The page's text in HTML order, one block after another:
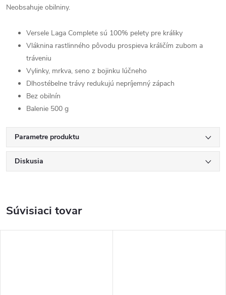
Neobsahuje obilniny.
Versele Laga Complete sú 100% pelety pre králiky
Vláknina rastlinného pôvodu prospieva králičím zubom a
tráveniu
Vylinky, mrkva, seno z bojinku lúčneho
Dlhostébelne trávy redukujú nepríjemný zápach
Bez obilnín
Balenie 500 g
Parametre produktu
Diskusia
Súvisiaci tovar